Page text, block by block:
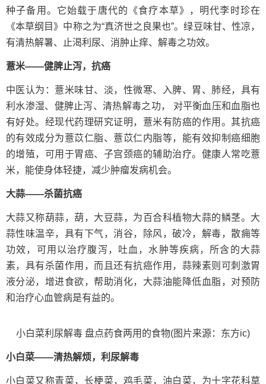
种子备用。它始载于唐代的《食疗本草》，明代李时珍在
《本草纲目》中称之为“真济世之良果也”。绿豆味甘、性凉，
有清热解暑、止渴利尿、消肿止痒、解毒之功效。
薏米——健脾止泻，抗癌
中医认为：薏米味甘、淡，性微寒、入脾、胃、肺经，具有
利水渗湿、健脾止泻、清热解毒之功， 对平衡血压和血脂也
有好处。经现代药理研究证明，薏米有防癌的作用。其抗癌
的有效成分为薏苡仁脂、薏苡仁内脂等，能有效抑制癌细胞
的增殖，可用于胃癌、子宫颈癌的辅助治疗。健康人常吃薏
米，能使身体轻捷，减少肿瘤发病机会。
大蒜——杀菌抗癌
大蒜又称葫蒜，葫，大豆蒜，为百合科植物大蒜的鳞茎。大
蒜性味温辛，具有下气，消谷，除风，破冷，解毒，散痈等
功效，可用以治疗腹泻，吐血，水肿等疾病，所含的大蒜
素，具有杀菌作用，而且还有抗癌作用，蒜辣素则可刺激胃
液分泌，增进食欲，帮助消化，大蒜油能降低血脂，对预防
和治疗心血管病是有益的。
小白菜利尿解毒 盘点药食两用的食物(图片来源：东方ic)
小白菜——清热解烦，利尿解毒
小白菜又称青菜，长梗菜，鸡毛菜，油白菜，为十字花科草